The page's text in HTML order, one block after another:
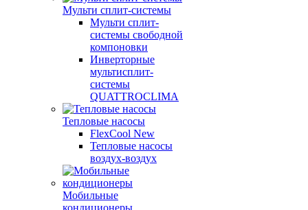
Мульти сплит-системы
Мульти сплит-
системы свободной
компоновки
Инверторные
мультисплит-
системы
QUATTROCLIMA
Тепловые насосы
FlexCool New
Тепловые насосы
воздух-воздух
Мобильные
кондиционеры